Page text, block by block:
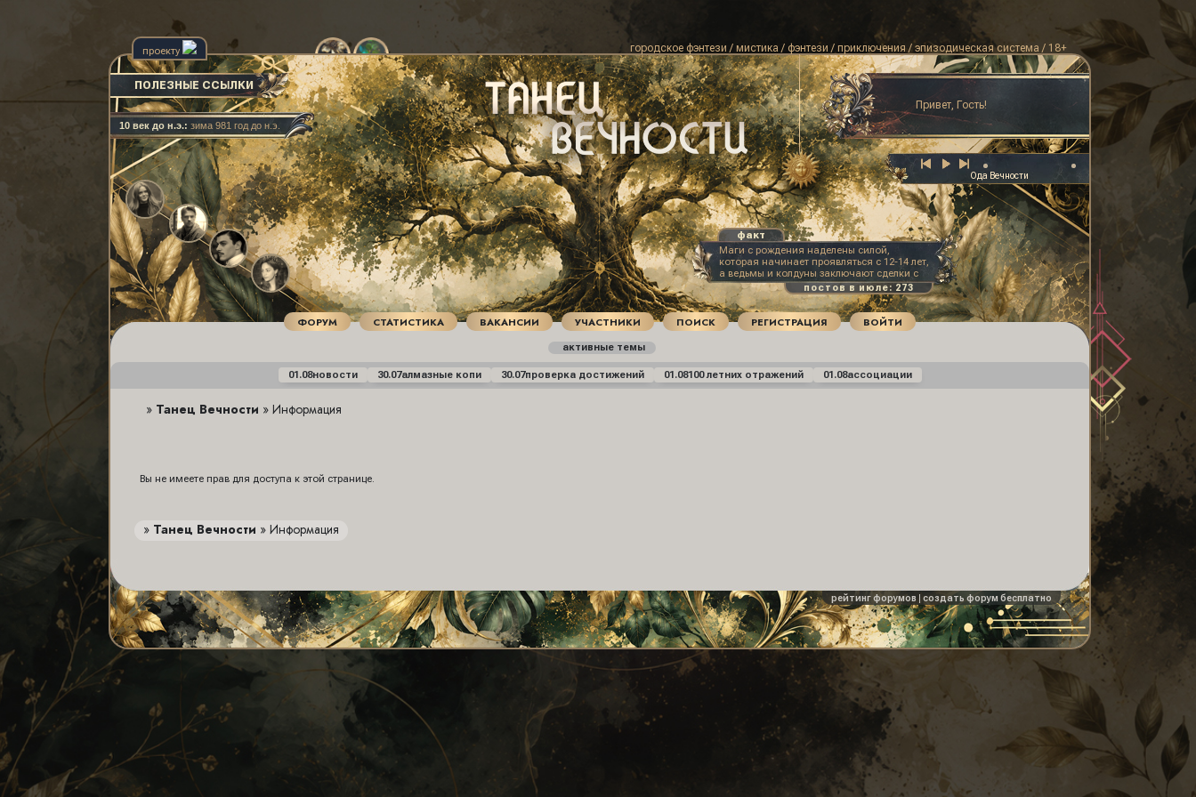
01.08новости 30.07алмазные копи 30.07проверка достижений 01.08100 летних отражений 01.08ассоциации
Маги с рождения наделены силой,
которая начинает проявляться с 12-14 лет,
а ведьмы и колдуны заключают сделки с
демонами. Для мага обращение "ведьма"
это оскорбление похуже любого другого.
ПОЛЕЗНЫЕ ССЫЛКИ
городское фэнтези / мистика / фэнтези / приключения / эпизодическая система / 18+
10 век до н.э.: зима 981 год до н.э.
Ода Вечности
проекту
ФОРУМ СТАТИСТИКА ВАКАНСИИ УЧАСТНИКИ ПОИСК РЕГИСТРАЦИЯ ВОЙТИ
активные темы
Привет, Гость!
» Танец Вечности » Информация
Вы не имеете прав для доступа к этой странице.
» Танец Вечности » Информация
рейтинг форумов создать форум бесплатно